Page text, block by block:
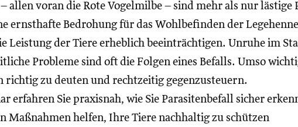
allen voran die Rote Vogelmilbe – sind mehr als nur lästige
ernsthafte Bedrohung für das Wohlbefinden der
Leistung der Tiere erheblich beeinträchtigen. Unruhe im
Probleme sind oft die Folgen eines Befalls. Umso
richtig zu deuten und rechtzeitig gegenzusteuern.
erfahren Sie praxisnah, wie Sie Parasitenbefall sicher
Maßnahmen helfen, Ihre Tiere nachhaltig zu schützen